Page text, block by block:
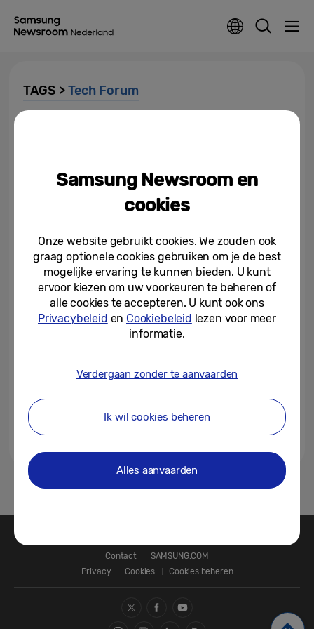
TAGS >Tech Forum
07-01-2026
Samsung laat op CES 2026 zien
echte belofte van Home AI...
06-01-2026
Samsung presenteert AI-
ecosysteem-ervaring in eigen
beurshal op CES 2026
Samsung organiseert vier Tech-
1
Contact
SAMSUNG.COM
Privacy
Cookies Cookies beheren
Samsung Newsroom en
cookies
Onze website gebruikt cookies. We zouden ook
graag optionele cookies gebruiken om je de best
mogelijke ervaring te kunnen bieden. U kunt
ervoor kiezen om uw voorkeuren te beheren of
alle cookies te accepteren. U kunt ook ons
Privacybeleid en Cookiebeleid lezen voor meer
informatie.
Verdergaan zonder te aanvaarden
Ik wil cookies beheren
Alles aanvaarden